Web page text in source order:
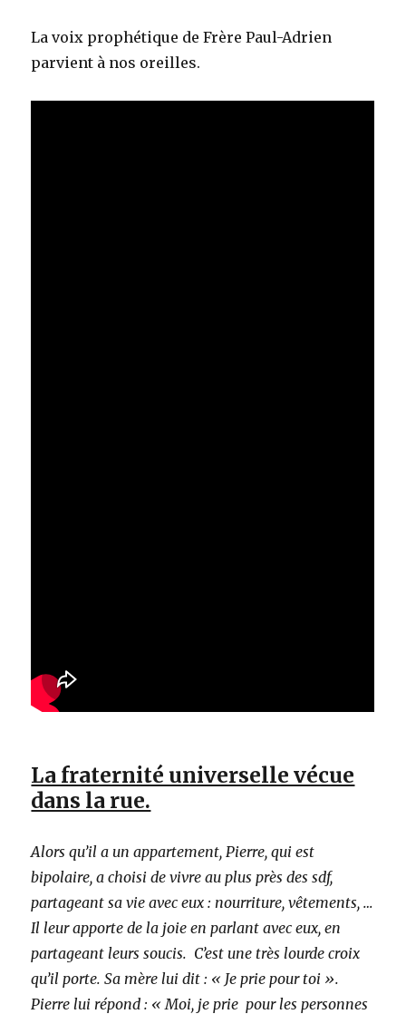
La voix prophétique de Frère Paul-Adrien
parvient à nos oreilles.
La fraternité universelle vécue
dans la rue.
Alors qu’il a un appartement, Pierre, qui est
bipolaire, a choisi de vivre au plus près des sdf,
partageant sa vie avec eux : nourriture, vêtements, …
Il leur apporte de la joie en parlant avec eux, en
partageant leurs soucis. C’est une très lourde croix
qu’il porte. Sa mère lui dit : « Je prie pour toi ».
Pierre lui répond : « Moi, je prie pour les personnes